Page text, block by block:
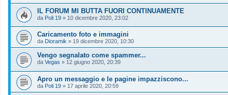
IL FORUM MI BUTTA FUORI CONTINUAMENTE
da Poli 19 » 10 dicembre 2020, 23:02
Caricamento foto e immagini
da Dioramik » 19 dicembre 2020, 10:30
Vengo segnalato come spammer...
da Vegas » 12 giugno 2020, 20:39
Apro un messaggio e le pagine impazziscono...
da Poli 19 » 17 aprile 2020, 20:59